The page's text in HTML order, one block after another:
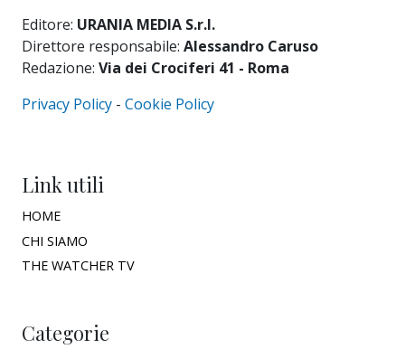
Editore: URANIA MEDIA S.r.l.
Direttore responsabile: Alessandro Caruso
Redazione: Via dei Crociferi 41 - Roma
Privacy Policy - Cookie Policy
Link utili
HOME
CHI SIAMO
THE WATCHER TV
Categorie